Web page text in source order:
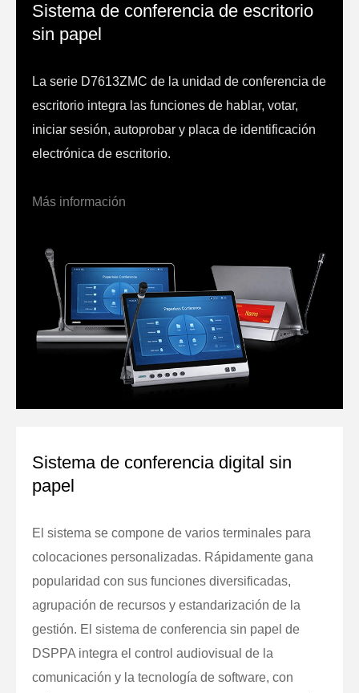
Sistema de conferencia de escritorio
sin papel
La serie D7613ZMC de la unidad de conferencia de
escritorio integra las funciones de hablar, votar,
iniciar sesión, autoprobar y placa de identificación
electrónica de escritorio.
Más información
Sistema de conferencia digital sin
papel
El sistema se compone de varios terminales para
colocaciones personalizadas. Rápidamente gana
popularidad con sus funciones diversificadas,
agrupación de recursos y estandarización de la
gestión. El sistema de conferencia sin papel de
DSPPA integra el control audiovisual de la
comunicación y la tecnología de software, con